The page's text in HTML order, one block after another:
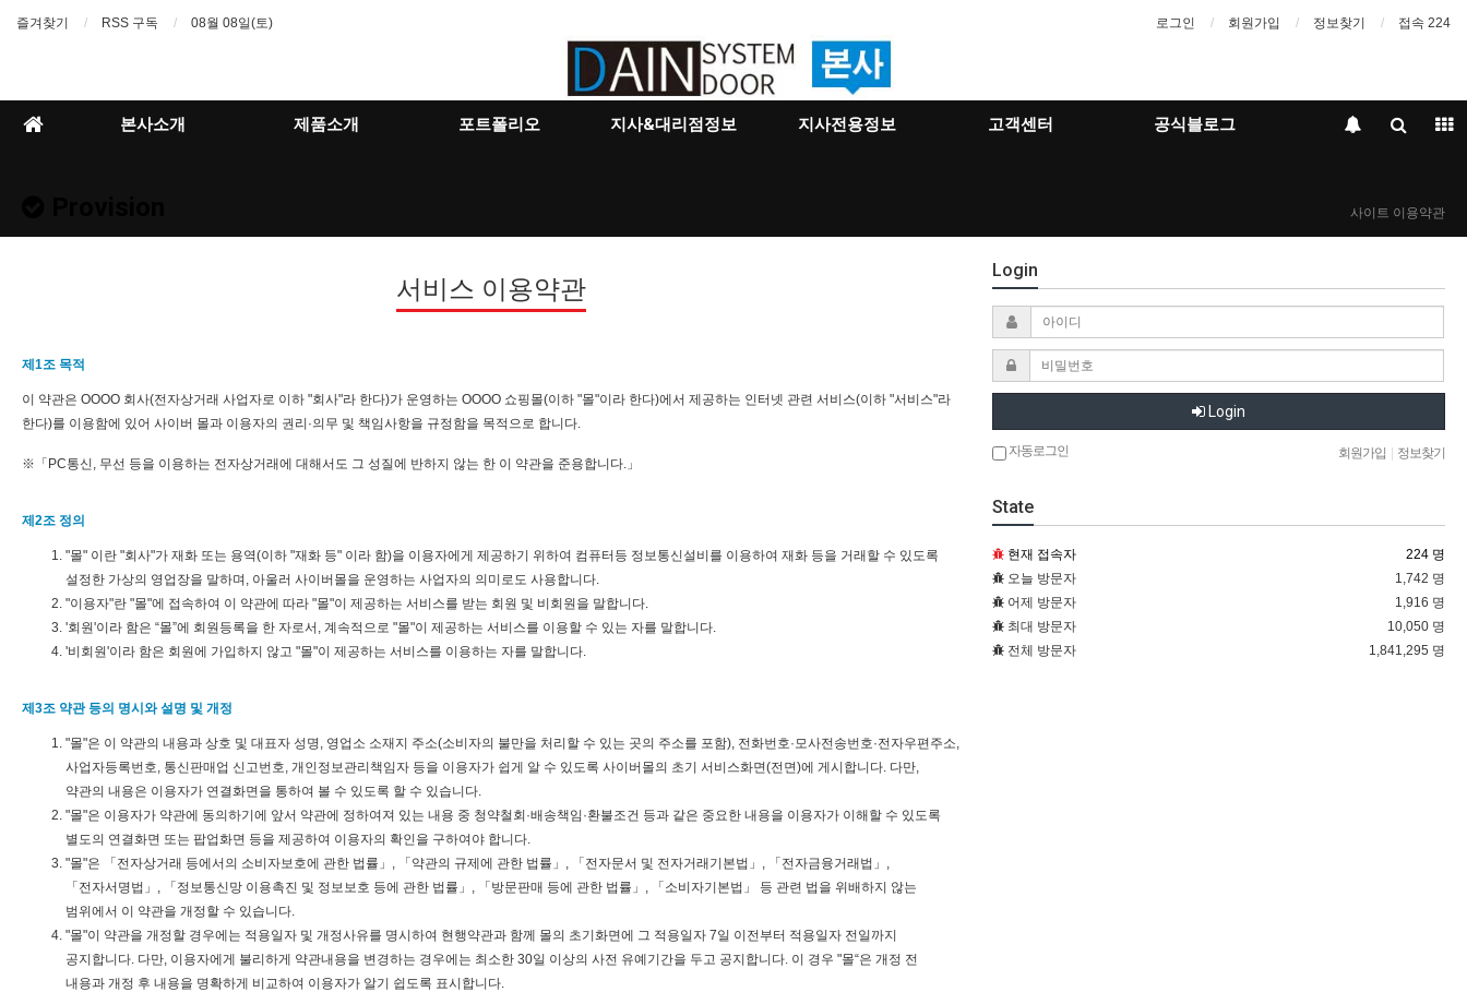
즐겨찾기 RSS 구독 08월 08일(토) 로그인 회원가입 정보찾기 접속 224
본사소개 제품소개 포트폴리오 지사&대리점정보 지사전용정보 고객센터 공식블로그
사이트 이용약관
서비스 이용약관
제1조 목적
이 약관은 OOOO 회사(전자상거래 사업자로 이하 "회사"라 한다)가 운영하는 OOOO 쇼핑몰(이하 "몰"이라 한다)에서 제공하는 인터넷 관련 서비스(이하 "서비스"라
한다)를 이용함에 있어 사이버 몰과 이용자의 권리·의무 및 책임사항을 규정함을 목적으로 합니다.
※「PC통신, 무선 등을 이용하는 전자상거래에 대해서도 그 성질에 반하지 않는 한 이 약관을 준용합니다.」
제2조 정의
"몰" 이란 "회사"가 재화 또는 용역(이하 "재화 등" 이라 함)을 이용자에게 제공하기 위하여 컴퓨터등 정보통신설비를 이용하여 재화 등을 거래할 수 있도록
설정한 가상의 영업장을 말하며, 아울러 사이버몰을 운영하는 사업자의 의미로도 사용합니다.
"이용자"란 "몰"에 접속하여 이 약관에 따라 "몰"이 제공하는 서비스를 받는 회원 및 비회원을 말합니다.
'회원'이라 함은 “몰”에 회원등록을 한 자로서, 계속적으로 "몰"이 제공하는 서비스를 이용할 수 있는 자를 말합니다.
'비회원'이라 함은 회원에 가입하지 않고 "몰"이 제공하는 서비스를 이용하는 자를 말합니다.
제3조 약관 등의 명시와 설명 및 개정
"몰"은 이 약관의 내용과 상호 및 대표자 성명, 영업소 소재지 주소(소비자의 불만을 처리할 수 있는 곳의 주소를 포함), 전화번호·모사전송번호·전자우편주소,
사업자등록번호, 통신판매업 신고번호, 개인정보관리책임자 등을 이용자가 쉽게 알 수 있도록 사이버몰의 초기 서비스화면(전면)에 게시합니다. 다만,
약관의 내용은 이용자가 연결화면을 통하여 볼 수 있도록 할 수 있습니다.
"몰"은 이용자가 약관에 동의하기에 앞서 약관에 정하여져 있는 내용 중 청약철회·배송책임·환불조건 등과 같은 중요한 내용을 이용자가 이해할 수 있도록
별도의 연결화면 또는 팝업화면 등을 제공하여 이용자의 확인을 구하여야 합니다.
"몰"은 「전자상거래 등에서의 소비자보호에 관한 법률」, 「약관의 규제에 관한 법률」, 「전자문서 및 전자거래기본법」, 「전자금융거래법」,
「전자서명법」, 「정보통신망 이용촉진 및 정보보호 등에 관한 법률」, 「방문판매 등에 관한 법률」, 「소비자기본법」 등 관련 법을 위배하지 않는
범위에서 이 약관을 개정할 수 있습니다.
"몰"이 약관을 개정할 경우에는 적용일자 및 개정사유를 명시하여 현행약관과 함께 몰의 초기화면에 그 적용일자 7일 이전부터 적용일자 전일까지
공지합니다. 다만, 이용자에게 불리하게 약관내용을 변경하는 경우에는 최소한 30일 이상의 사전 유예기간을 두고 공지합니다. 이 경우 "몰“은 개정 전
내용과 개정 후 내용을 명확하게 비교하여 이용자가 알기 쉽도록 표시합니다.
Login
Login
자동로그인 회원가입 정보찾기
State
현재 접속자
224 명
오늘 방문자
1,742 명
어제 방문자
1,916 명
최대 방문자
10,050 명
전체 방문자
1,841,295 명